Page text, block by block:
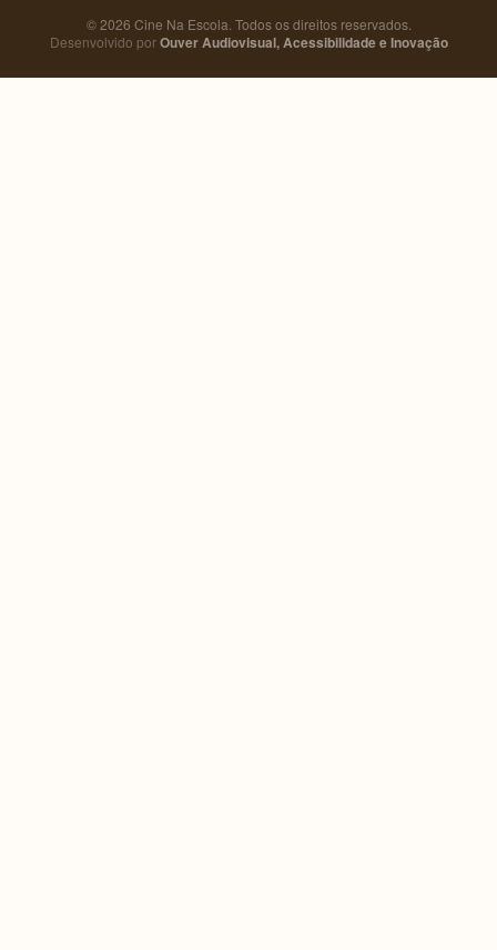
© 2026 Cine Na Escola. Todos os direitos reservados.
Desenvolvido porOuver Audiovisual, Acessibilidade e Inovação